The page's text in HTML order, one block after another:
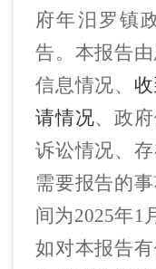
府年汨罗镇
告。本报告
信息情况、
请情况、政
诉讼情况、
需要报告的
间为2025年1
如对本报告